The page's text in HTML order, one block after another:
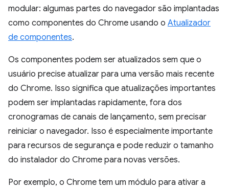
modular: algumas partes do navegador são implantadas
como componentes do Chrome usando o Atualizador
de componentes.
Os componentes podem ser atualizados sem que o
usuário precise atualizar para uma versão mais recente
do Chrome. Isso significa que atualizações importantes
podem ser implantadas rapidamente, fora dos
cronogramas de canais de lançamento, sem precisar
reiniciar o navegador. Isso é especialmente importante
para recursos de segurança e pode reduzir o tamanho
do instalador do Chrome para novas versões.
Por exemplo, o Chrome tem um módulo para ativar a